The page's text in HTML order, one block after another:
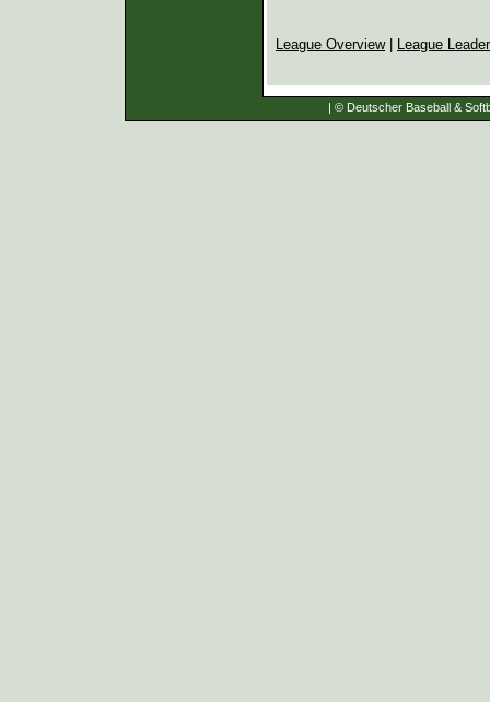
League Overview| League
| © Deutscher Baseball &